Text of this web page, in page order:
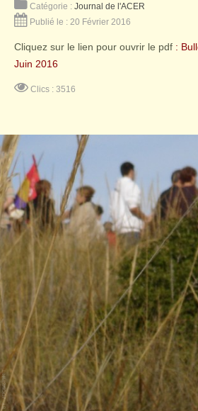
Catégorie : Journal de l'ACER
Publié le : 20 Février 2016
Cliquez sur le lien pour ouvrir le pdf :
Juin 2016
Clics : 3516